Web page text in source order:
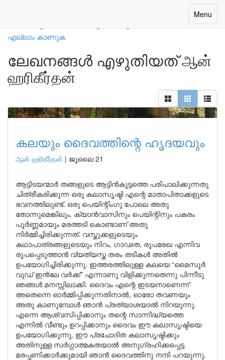
Toggle
Menu
എല്ലാം കാണുക
ലേഖനങ്ങൾ എഴുതിയത് ஆன்
ஹரிகீர்தன்
കലയും ദൈവത്തിന്റെ ഹൃദയവും
ஆன் ஹரிகீர்தன் | ജൂലൈ 21
ആട്ടിടയന്മാർ തങ്ങളുടെ ആട്ടിൻകൂട്ടത്തെ പരിപാലിക്കുന്നതു
ചിത്രീകരിക്കുന്ന ഒരു കലാസൃഷ്ടി എന്റെ മാതാപിതാക്കളുടെ
ഭവനത്തിലുണ്ട്. ഒരു പെയിന്റിംഗു പോലെ അതു
തോന്നുമെങ്കിലും, ക്യാൻവാസിനും പെയിന്റിനും പകരം
പൂർണ്ണമായും മരത്തടി കൊണ്ടാണ് അതു
നിർമ്മിച്ചിരിക്കുന്നത്. വസ്തുക്കളുടെയും
കഥാപാത്രങ്ങളുടെയും നിറം, ഗാഢത, രൂപരേഖ എന്നിവ
രൂപപ്പെടുത്താൻ വ്യത്യസ്ത തരം തടികൾ അതിൽ
ഉപയോഗിച്ചിരിക്കുന്നു. ഇത്തരത്തിലുള്ള കലയെ “മൈസൂർ
വുഡ് ഇൻലേ വർക്ക്” എന്നാണു വിളിക്കുന്നതെന്നു പിന്നീടു
ഞങ്ങൾ മനസ്സിലാക്കി. ദൈവം എന്റെ ഇടയനാണെന്ന്
അതെന്നെ ഓർമ്മിപ്പിക്കുന്നതിനാൽ, ഓരോ തവണയും
അതു കാണുമ്പോൾ ഞാൻ പ്രത്യാശയാൽ നിറയുന്നു.
എന്നെ ആശ്വസിപ്പിക്കാനും തന്റെ സാന്നിദ്ധ്യത്തെ
എന്നിൽ വീണ്ടും ഉറപ്പിക്കാനും ദൈവം ഈ കലാസൃഷ്ടിയെ
ഉപയോഗിക്കുന്നു. ഈ പ്രചോദിത കലാസൃഷ്ടിക്കും
അതിനുള്ള സർഗ്ഗാത്മകതയാൽ അനുഗ്രഹിക്കപ്പെട്ട
മരപ്പണിക്കാർക്കുമായി ഞാൻ ദൈവത്തിനു നന്ദി പറയുന്നു.